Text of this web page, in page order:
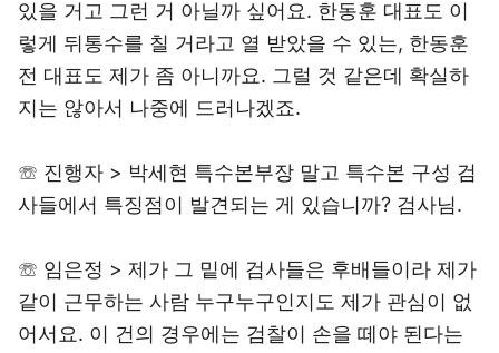
있을 거고 그런 거 아닐까 싶어요. 한동훈 대표도 이
렇게 뒤통수를 칠 거라고 열 받았을 수 있는, 한동훈
전 대표도 제가 좀 아니까요. 그럴 것 같은데 확실하
지는 않아서 나중에 드러나겠죠.
☏ 진행자 > 박세현 특수본부장 말고 특수본 구성 검
사들에서 특징점이 발견되는 게 있습니까? 검사님.
☏ 임은정 > 제가 그 밑에 검사들은 후배들이라 제가
같이 근무하는 사람 누구누구인지도 제가 관심이 없
어서요. 이 건의 경우에는 검찰이 손을 떼야 된다는